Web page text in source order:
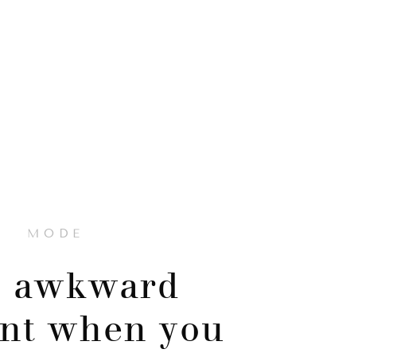
MODE
awkward
when you